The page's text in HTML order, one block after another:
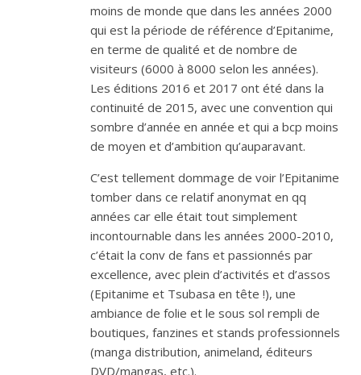
moins de monde que dans les années 2000
qui est la période de référence d’Epitanime,
en terme de qualité et de nombre de
visiteurs (6000 à 8000 selon les années).
Les éditions 2016 et 2017 ont été dans la
continuité de 2015, avec une convention qui
sombre d’année en année et qui a bcp moins
de moyen et d’ambition qu’auparavant.
C’est tellement dommage de voir l’Epitanime
tomber dans ce relatif anonymat en qq
années car elle était tout simplement
incontournable dans les années 2000-2010,
c’était la conv de fans et passionnés par
excellence, avec plein d’activités et d’assos
(Epitanime et Tsubasa en tête !), une
ambiance de folie et le sous sol rempli de
boutiques, fanzines et stands professionnels
(manga distribution, animeland, éditeurs
DVD/mangas, etc.).